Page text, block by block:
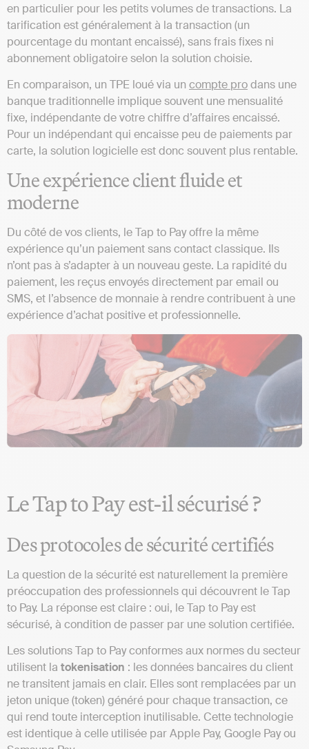
en particulier pour les petits volumes de transactions. La
tarification est généralement à la transaction (un
pourcentage du montant encaissé), sans frais fixes ni
abonnement obligatoire selon la solution choisie.
En comparaison, un TPE loué via un compte prodans une
banque traditionnelle implique souvent une mensualité
fixe, indépendante de votre chiffre d’affaires encaissé.
Pour un indépendant qui encaisse peu de paiements par
carte, la solution logicielle est donc souvent plus rentable.
Une expérience client fluide et
moderne
Du côté de vos clients, le Tap to Pay offre la même
expérience qu’un paiement sans contact classique. Ils
n’ont pas à s’adapter à un nouveau geste. La rapidité du
paiement, les reçus envoyés directement par email ou
SMS, et l’absence de monnaie à rendre contribuent à une
expérience d’achat positive et professionnelle.
Le Tap to Pay est-il sécurisé ?
Des protocoles de sécurité certifiés
La question de la sécurité est naturellement la première
préoccupation des professionnels qui découvrent le Tap
to Pay. La réponse est claire : oui, le Tap to Pay est
sécurisé, à condition de passer par une solution certifiée.
Les solutions Tap to Pay conformes aux normes du secteur
utilisent la tokenisation : les données bancaires du client
ne transitent jamais en clair. Elles sont remplacées par un
jeton unique (token) généré pour chaque transaction, ce
qui rend toute interception inutilisable. Cette technologie
est identique à celle utilisée par Apple Pay, Google Pay ou